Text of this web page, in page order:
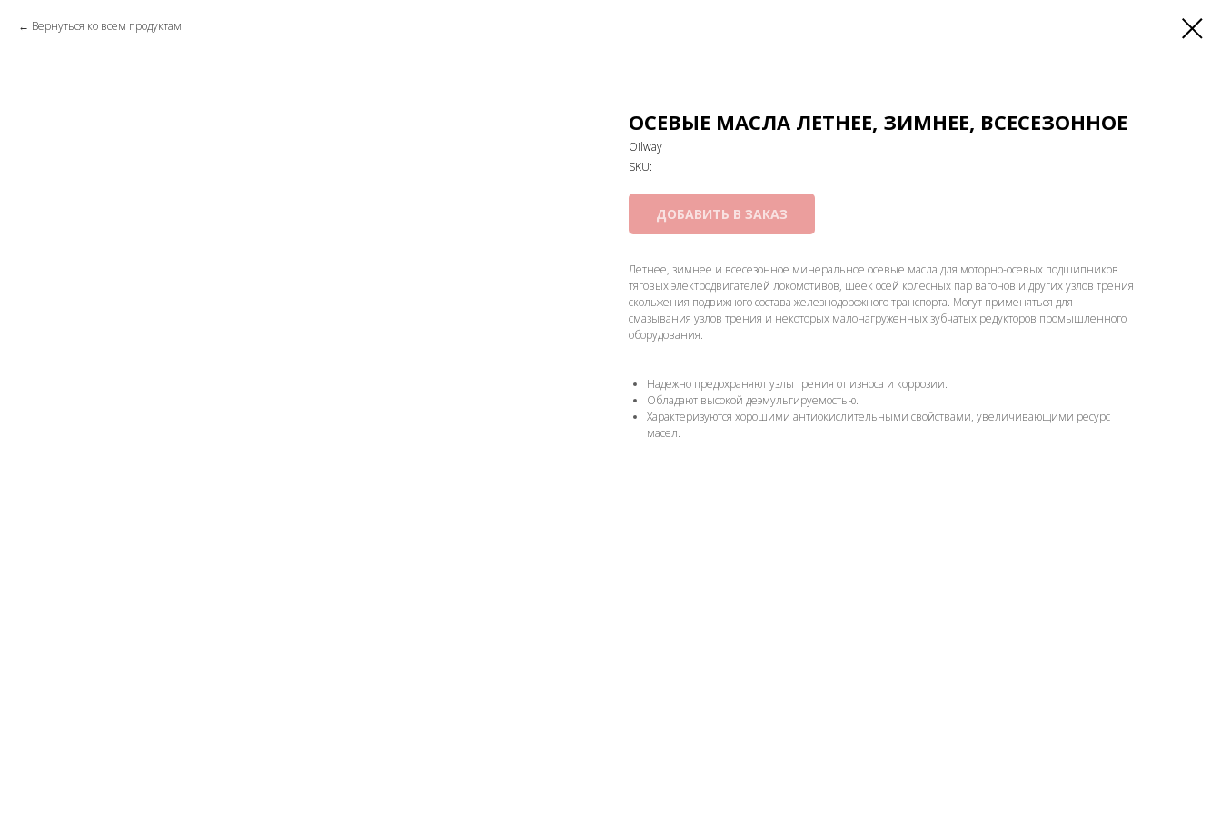
Вернуться ко всем продуктам
ОСЕВЫЕ МАСЛА ЛЕТНЕЕ, ЗИМНЕЕ, ВСЕСЕЗОННОЕ
Oilway
SKU:
ДОБАВИТЬ В ЗАКАЗ
Летнее, зимнее и всесезонное минеральное осевые масла для моторно-осевых подшипников
тяговых электродвигателей локомотивов, шеек осей колесных пар вагонов и других узлов трения
скольжения подвижного состава железнодорожного транспорта. Могут применяться для
смазывания узлов трения и некоторых малонагруженных зубчатых редукторов промышленного
оборудования.
Надежно предохраняют узлы трения от износа и коррозии.
Обладают высокой деэмульгируемостью.
Характеризуются хорошими антиокислительными свойствами, увеличивающими ресурс
масел.